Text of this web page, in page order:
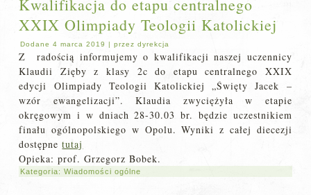
Kwalifikacja do etapu centralnego
XXIX Olimpiady Teologii Katolickiej
Dodane 4 marca 2019 |przez dyrekcja
Z radością informujemy o kwalifikacji naszej uczennicy
Klaudii Zięby z klasy 2c do etapu centralnego XXIX
edycji Olimpiady Teologii Katolickiej „Święty Jacek –
wzór ewangelizacji”. Klaudia zwyciężyła w etapie
okręgowym i w dniach 28-30.03 br. będzie uczestnikiem
finału ogólnopolskiego w Opolu. Wyniki z całej diecezji
dostępnetutaj
Opieka: prof. Grzegorz Bobek.
Kategoria:Wiadomości ogólne